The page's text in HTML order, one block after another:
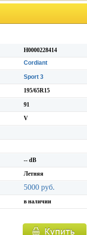
H0000228414
Cordiant
Sport 3
195/65R15
91
V
-- dB
Летняя
5000 руб.
в наличии